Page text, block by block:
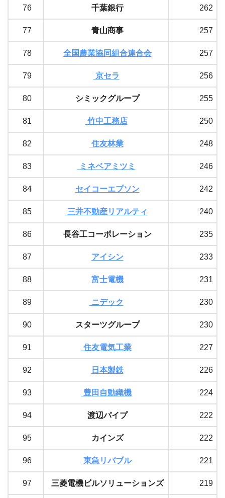
76 千葉銀行 262
77 青山商事 257
78 全国農業協同組合連合会 257
79 京セラ 256
80 シミックグループ 255
81 竹中工務店 250
82 住友林業 248
83 ミネベアミツミ 246
84 セイコーエプソン 242
85 三井不動産リアルティ 240
86 長谷工コーポレーション 235
87 アイシン 233
88 富士電機 231
89 ニデック 230
90 スターツグループ 230
91 住友電気工業 227
92 日本製鉄 226
93 豊田自動織機 224
94 渡辺パイプ 222
95 カインズ 222
96 東急リバブル 221
97 三菱電機ビルソリューションズ 219